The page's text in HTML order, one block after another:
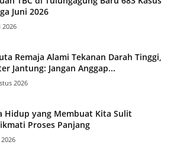
Juni 2026
2026
Remaja Alami Tekanan Darah Tinggi,
Jantung: Jangan Anggap...
2026
Hidup yang Membuat Kita Sulit
Proses Panjang